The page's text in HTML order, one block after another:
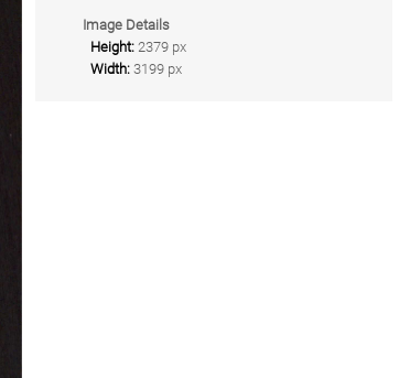
Image Details
Height: 2379 px
Width: 3199 px